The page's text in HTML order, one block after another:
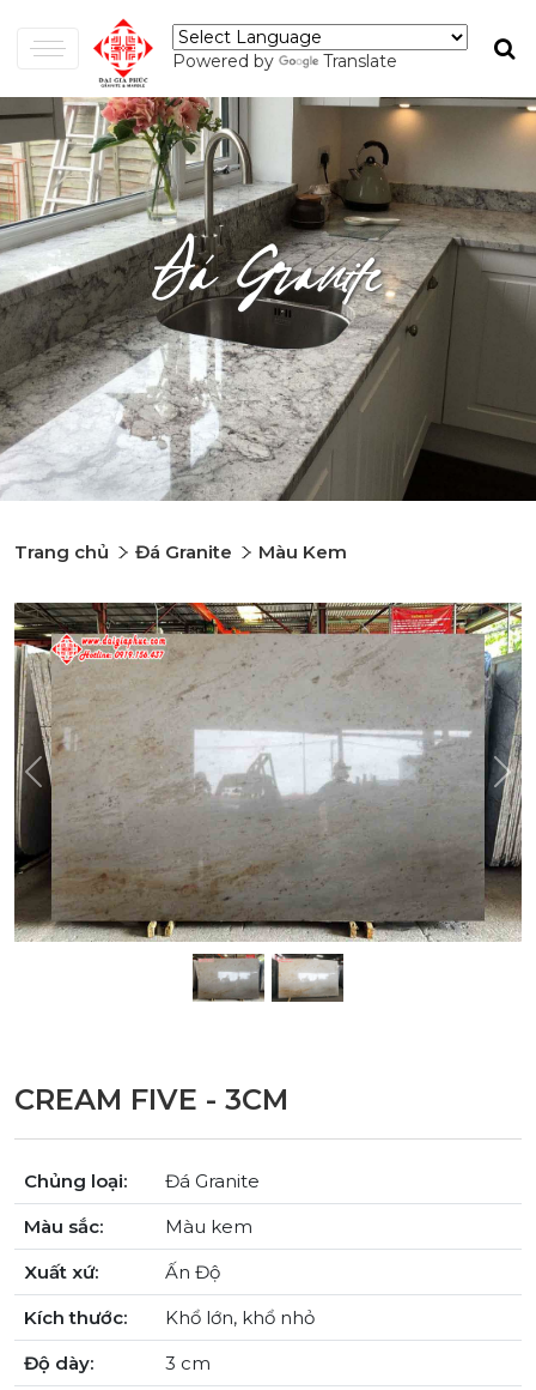
Powered by Translate
Đá Granite
Trang chủ Đá Granite Màu Kem
Previous
CREAM FIVE - 3CM
Chủng loại:
Đá Granite
Màu sắc:
Màu kem
Xuất xứ:
Ấn Độ
Kích thước:
Khổ lớn, khổ nhỏ
Độ dày:
3 cm